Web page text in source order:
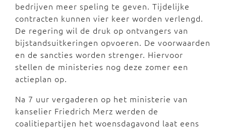
bedrijven meer speling te geven. Tijdelijke
contracten kunnen vier keer worden verlengd.
De regering wil de druk op ontvangers van
bijstandsuitkeringen opvoeren. De voorwaarden
en de sancties worden strenger. Hiervoor
stellen de ministeries nog deze zomer een
actieplan op.
Na 7 uur vergaderen op het ministerie van
kanselier Friedrich Merz werden de
coalitiepartijen het woensdagavond laat eens